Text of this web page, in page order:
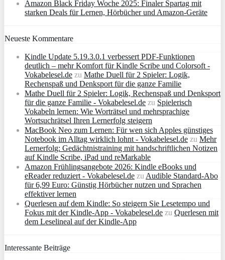
Amazon Black Friday Woche 2025: Finaler Spartag mit
starken Deals für Lernen, Hörbücher und Amazon‑Geräte
Neueste Kommentare
Kindle Update 5.19.3.0.1 verbessert PDF-Funktionen
deutlich – mehr Komfort für Kindle Scribe und Colorsoft -
Vokabelesel.de zu Mathe Duell für 2 Spieler: Logik,
Rechenspaß und Denksport für die ganze Familie
Mathe Duell für 2 Spieler: Logik, Rechenspaß und Denksport
für die ganze Familie - Vokabelesel.de zu Spielerisch
Vokabeln lernen: Wie Worträtsel und mehrsprachige
Wortsuchrätsel Ihren Lernerfolg steigern
MacBook Neo zum Lernen: Für wen sich Apples günstiges
Notebook im Alltag wirklich lohnt - Vokabelesel.de zu Mehr
Lernerfolg: Gedächtnistraining mit handschriftlichen Notizen
auf Kindle Scribe, iPad und reMarkable
Amazon Frühlingsangebote 2026: Kindle eBooks und
eReader reduziert - Vokabelesel.de zu Audible Standard-Abo
für 6,99 Euro: Günstig Hörbücher nutzen und Sprachen
effektiver lernen
Querlesen auf dem Kindle: So steigern Sie Lesetempo und
Fokus mit der Kindle-App - Vokabelesel.de zu Querlesen mit
dem Leselineal auf der Kindle-App
Interessante Beiträge